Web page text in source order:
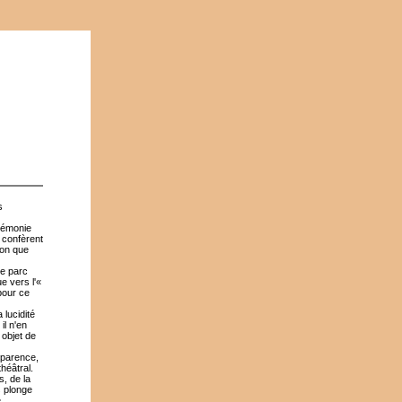
que
parc
vers l'«
ce
lucidité
n'en
de
de la
plonge